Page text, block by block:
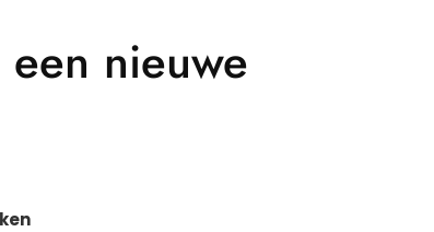
nieuwe